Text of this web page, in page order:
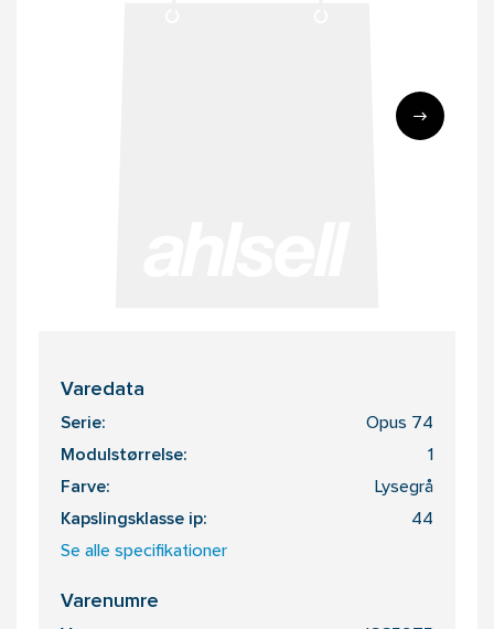
Varedata
Serie: Opus 74
Modulstørrelse: 1
Farve: Lysegrå
Kapslingsklasse ip: 44
Se alle specifikationer
Varenumre